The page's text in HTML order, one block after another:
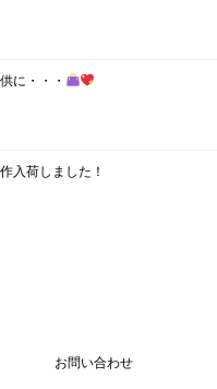
に・・・
入荷しました！
お問い合わせ